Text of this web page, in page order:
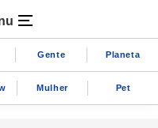
Gente Planeta
Mulher Pet